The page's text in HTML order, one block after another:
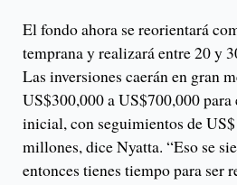
El fondo ahora se reorientará
temprana y realizará entre 20 y
Las inversiones caerán en gran
US$300,000 a US$700,000
inicial, con seguimientos de
millones, dice Nyatta. “Eso se
entonces tienes tiempo para ser